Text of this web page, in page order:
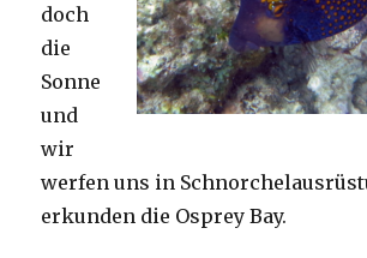
doch
die
Sonne
und
wir
werfen uns in
erkunden die Osprey Bay.